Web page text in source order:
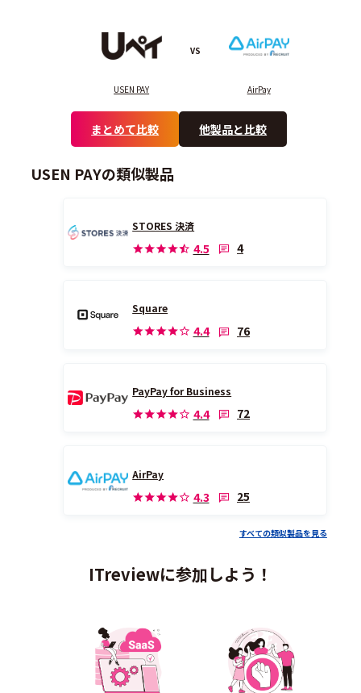
USEN PAY
VS
AirPay
まとめて比較 他製品と比較
USEN PAYの類似製品
STORES 決済
4.5 4
Square
4.4 76
PayPay for Business
4.4 72
AirPay
4.3 25
すべての類似製品を見る
ITreviewに参加しよう！